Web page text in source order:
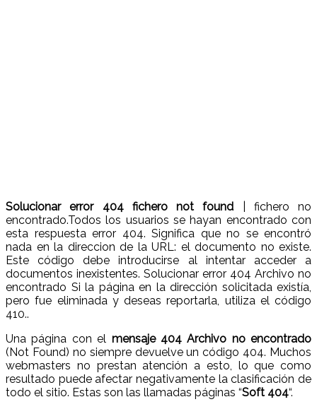
Solucionar error 404 fichero not found | fichero no
encontrado.Todos los usuarios se hayan encontrado con
esta respuesta error 404. Significa que no se encontró
nada en la direccion de la URL: el documento no existe.
Este código debe introducirse al intentar acceder a
documentos inexistentes. Solucionar error 404 Archivo no
encontrado Si la página en la dirección solicitada existía,
pero fue eliminada y deseas reportarla, utiliza el código
410..
Una página con el mensaje 404 Archivo no encontrado
(Not Found) no siempre devuelve un código 404. Muchos
webmasters no prestan atención a esto, lo que como
resultado puede afectar negativamente la clasificación de
todo el sitio. Estas son las llamadas páginas “Soft 404“.